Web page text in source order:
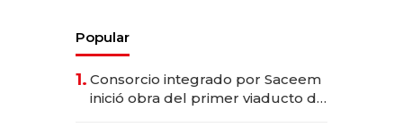
Popular
1. Consorcio integrado por Saceem
inició obra del primer viaducto de